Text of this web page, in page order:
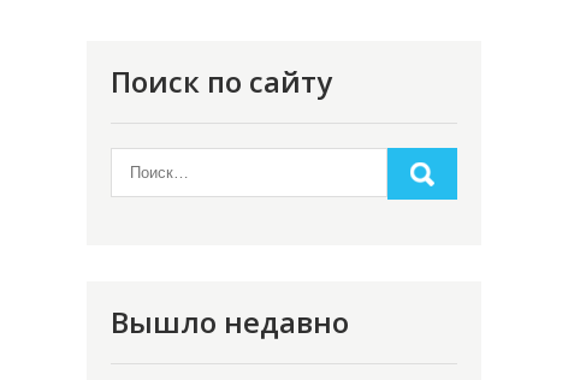
Поиск по сайту
Вышло недавно